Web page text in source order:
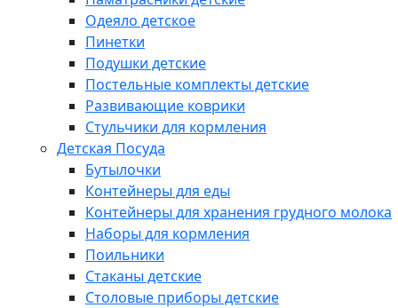
Одеяло детское
Пинетки
Подушки детские
Постельные комплекты детские
Развивающие коврики
Стульчики для кормления
Детская Посуда
Бутылочки
Контейнеры для еды
Контейнеры для хранения грудного молока
Наборы для кормления
Поильники
Стаканы детские
Столовые приборы детские